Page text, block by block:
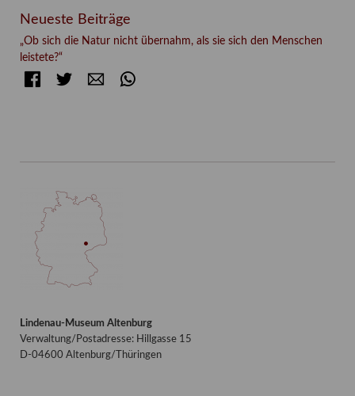
Neueste Beiträge
„Ob sich die Natur nicht übernahm, als sie sich den Menschen
leistete?“
FacebookTwitter E-mail
Lindenau-Museum Altenburg
Verwaltung/Postadresse: Hillgasse 15
D-04600 Altenburg/Thüringen